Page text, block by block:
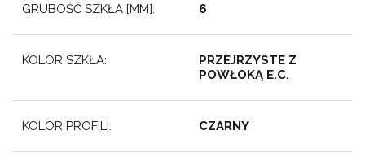
GRUBOŚĆ SZKŁA [MM]: 6
KOLOR SZKŁA:
PRZEJRZYSTE Z
POWŁOKĄ E.C.
KOLOR PROFILI: CZARNY